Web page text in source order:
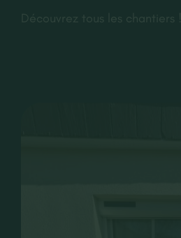
Découvrez tous les chantiers !